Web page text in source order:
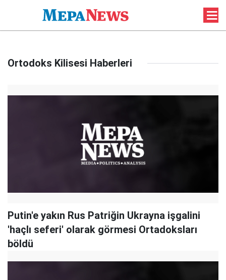
Ortodoks Kilisesi Haberleri
Putin'e yakın Rus Patriğin Ukrayna işgalini
'haçlı seferi' olarak görmesi Ortadoksları
böldü